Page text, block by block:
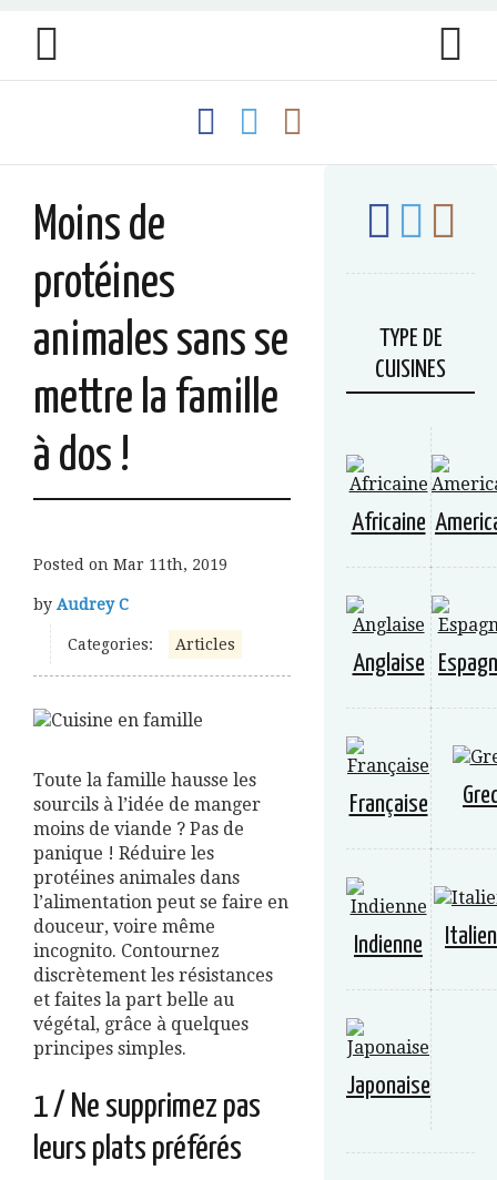
Moins de
protéines
animales sans se
mettre la famille
à dos !
Posted on Mar 11th, 2019
by Audrey C
Categories: Articles
Toute la famille hausse les
sourcils à l’idée de manger
moins de viande ? Pas de
panique ! Réduire les
protéines animales dans
l’alimentation peut se faire en
douceur, voire même
incognito. Contournez
discrètement les résistances
et faites la part belle au
végétal, grâce à quelques
principes simples.
1 / Ne supprimez pas
leurs plats préférés
TYPE DE
CUISINES
Africaine
Anglaise
Française
Indienne
Japonaise